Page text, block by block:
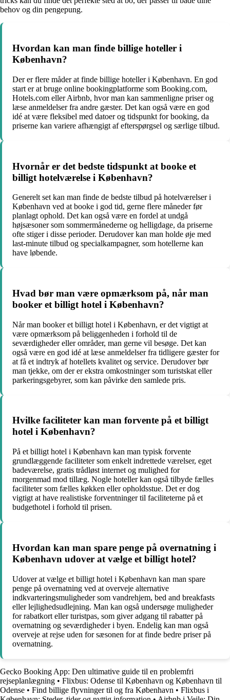
behov og din pengepung.
Hvordan kan man finde billige hoteller i
København?
Der er flere måder at finde billige hoteller i København. En god
start er at bruge online bookingplatforme som Booking.com,
Hotels.com eller Airbnb, hvor man kan sammenligne priser og
læse anmeldelser fra andre gæster. Det kan også være en god
idé at være fleksibel med datoer og tidspunkt for booking, da
priserne kan variere afhængigt af efterspørgsel og særlige tilbud.
Hvornår er det bedste tidspunkt at booke et
billigt hotelværelse i København?
Generelt set kan man finde de bedste tilbud på hotelværelser i
København ved at booke i god tid, gerne flere måneder før
planlagt ophold. Det kan også være en fordel at undgå
højsæsoner som sommermånederne og helligdage, da priserne
ofte stiger i disse perioder. Derudover kan man holde øje med
last-minute tilbud og specialkampagner, som hotellerne kan
have løbende.
Hvad bør man være opmærksom på, når man
booker et billigt hotel i København?
Når man booker et billigt hotel i København, er det vigtigt at
være opmærksom på beliggenheden i forhold til de
seværdigheder eller områder, man gerne vil besøge. Det kan
også være en god idé at læse anmeldelser fra tidligere gæster for
at få et indtryk af hotellets kvalitet og service. Derudover bør
man tjekke, om der er ekstra omkostninger som turistskat eller
parkeringsgebyrer, som kan påvirke den samlede pris.
Hvilke faciliteter kan man forvente på et billigt
hotel i København?
På et billigt hotel i København kan man typisk forvente
grundlæggende faciliteter som enkelt indrettede værelser, eget
badeværelse, gratis trådløst internet og mulighed for
morgenmad mod tillæg. Nogle hoteller kan også tilbyde fælles
faciliteter som fælles køkken eller opholdsstue. Det er dog
vigtigt at have realistiske forventninger til faciliteterne på et
budgethotel i forhold til prisen.
Hvordan kan man spare penge på overnatning i
København udover at vælge et billigt hotel?
Udover at vælge et billigt hotel i København kan man spare
penge på overnatning ved at overveje alternative
indkvarteringsmuligheder som vandrehjem, bed and breakfasts
eller lejlighedsudlejning. Man kan også undersøge muligheder
for rabatkort eller turistpas, som giver adgang til rabatter på
overnatning og seværdigheder i byen. Endelig kan man også
overveje at rejse uden for sæsonen for at finde bedre priser på
overnatning.
Gecko Booking App: Den ultimative guide til en problemfri
rejseplanlægning • Flixbus: Odense til København og København til
Odense • Find billige flyvninger til og fra København • Flixbus i